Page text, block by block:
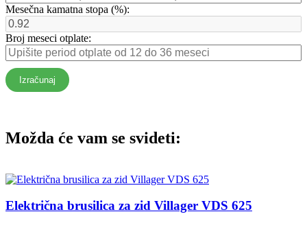
Mesečna kamatna stopa (%):
Broj meseci otplate:
Izračunaj
Možda će vam se svideti:
Električna brusilica za zid Villager VDS 625